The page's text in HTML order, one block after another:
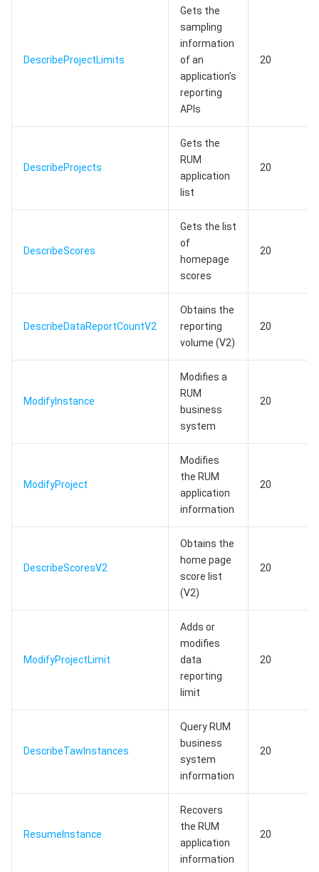
DescribeProjectLimits
Gets the
sampling
information
of an
application’s
reporting
APIs
20
DescribeProjects
Gets the
RUM
application
list
20
DescribeScores
Gets the list
of
homepage
scores
20
DescribeDataReportCountV2
Obtains the
reporting
volume (V2)
20
ModifyInstance
Modifies a
RUM
business
system
20
ModifyProject
Modifies
the RUM
application
information
20
DescribeScoresV2
Obtains the
home page
score list
(V2)
20
ModifyProjectLimit
Adds or
modifies
data
reporting
limit
20
DescribeTawInstances
Query RUM
business
system
information
20
ResumeInstance
Recovers
the RUM
application
information
20